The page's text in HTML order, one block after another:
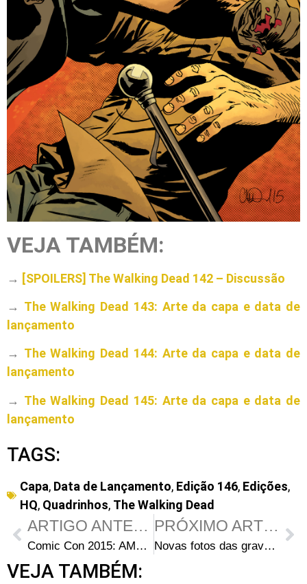
VEJA TAMBÉM:
→ [SPOILERS] The Walking Dead 142 – Discussão
→ The Walking Dead 143: Arte da capa e data de
lançamento
→ The Walking Dead 144: Arte da capa e data de
lançamento
→ The Walking Dead 145: Arte da capa e data de
lançamento
TAGS:
Capa, Data de Lançamento, Edição 146, Edições,
HQ, Quadrinhos, The Walking Dead
ARTIGO ANTERIOR
Comic Con 2015: AMC anuncia painel de Fear the Walking Dead
PRÓXIMO ARTIGO
Novas fotos das gravações de Fear the Walking Dead em Vancouver
VEJA TAMBÉM: